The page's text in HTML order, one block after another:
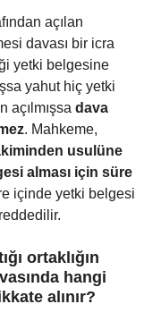
açılan
davası bir icra
yetki belgesine
yahut hiç yetki
açılmışsa dava
. Mahkeme,
usulüne
alması için süre
içinde yetki belgesi
ortaklığın
hangi
alınır?